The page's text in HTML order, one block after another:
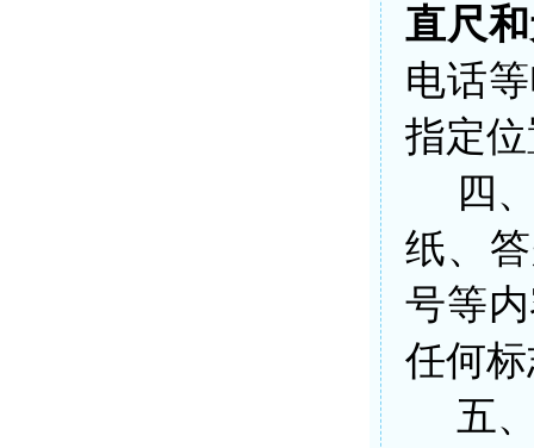
直尺
电话
指定
四
纸、
号等
任何
五